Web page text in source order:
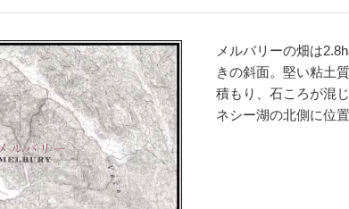
メルバリーの畑は
きの斜面。堅い粘土
積もり、石ころが混
ネシー湖の北側に位置